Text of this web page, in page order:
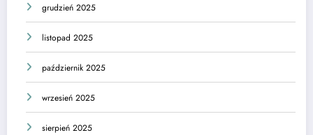
grudzień 2025
listopad 2025
październik 2025
wrzesień 2025
sierpień 2025